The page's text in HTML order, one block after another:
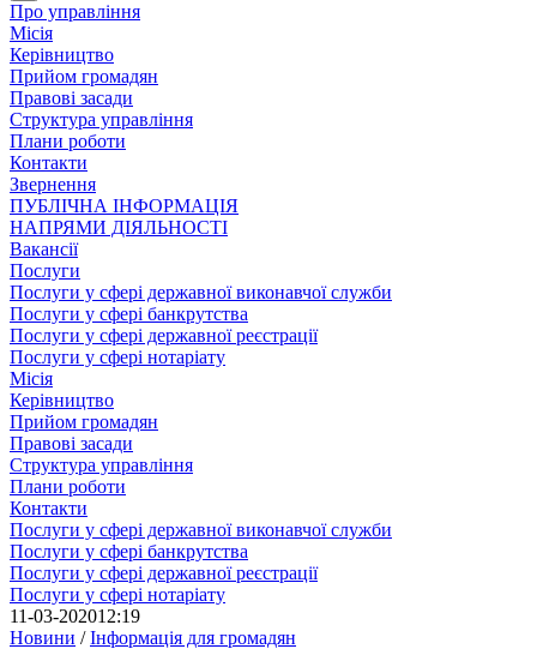
Про управління
Місія
Керівництво
Прийом громадян
Правові засади
Структура управління
Плани роботи
Контакти
Звернення
ПУБЛІЧНА ІНФОРМАЦІЯ
НАПРЯМИ ДІЯЛЬНОСТІ
Вакансії
Послуги
Послуги у сфері державної виконавчої служби
Послуги у сфері банкрутства
Послуги у сфері державної реєстрації
Послуги у сфері нотаріату
Місія
Керівництво
Прийом громадян
Правові засади
Структура управління
Плани роботи
Контакти
Послуги у сфері державної виконавчої служби
Послуги у сфері банкрутства
Послуги у сфері державної реєстрації
Послуги у сфері нотаріату
11-03-202012:19
Новини /Інформація для громадян